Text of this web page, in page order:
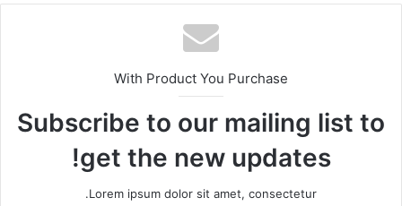
With Product You Purchase
Subscribe to our mailing list to
get the new updates!
Lorem ipsum dolor sit amet, consectetur.